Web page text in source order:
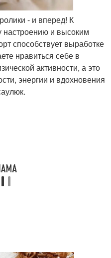
- и вперед! К
настроению и высоким
способствует выработке
нравиться себе в
активности, а это
энергии и вдохновения